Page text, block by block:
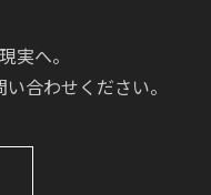
実へ。
合わせください。